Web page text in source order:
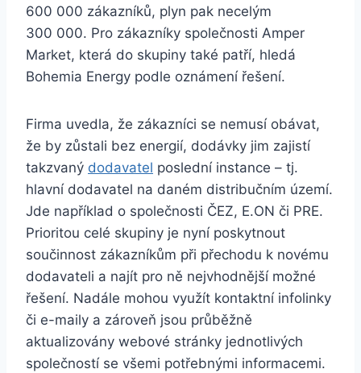
600 000 zákazníků, plyn pak necelým
300 000. Pro zákazníky společnosti Amper
Market, která do skupiny také patří, hledá
Bohemia Energy podle oznámení řešení.
Firma uvedla, že zákazníci se nemusí obávat,
že by zůstali bez energií, dodávky jim zajistí
takzvaný dodavatel poslední instance – tj.
hlavní dodavatel na daném distribučním území.
Jde například o společnosti ČEZ, E.ON či PRE.
Prioritou celé skupiny je nyní poskytnout
součinnost zákazníkům při přechodu k novému
dodavateli a najít pro ně nejvhodnější možné
řešení. Nadále mohou využít kontaktní infolinky
či e-maily a zároveň jsou průběžně
aktualizovány webové stránky jednotlivých
společností se všemi potřebnými informacemi.